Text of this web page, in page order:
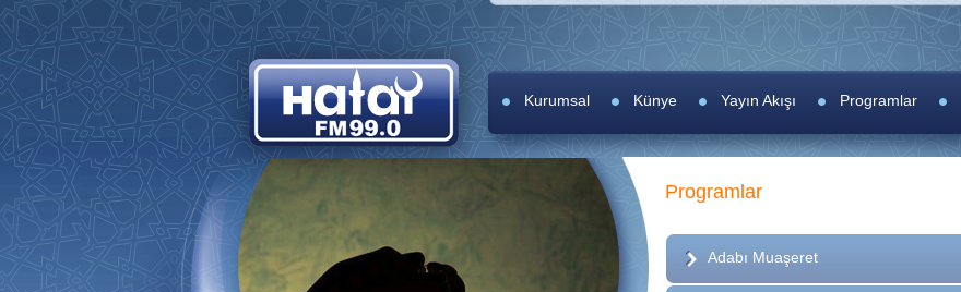
Kurumsal Künye Yayın Akışı Programlar
Programlar
Adabı Muaşeret